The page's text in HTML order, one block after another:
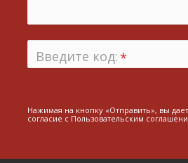
Введите код:*
Нажимая на кнопку «Отправить», вы
согласие с Пользовательским